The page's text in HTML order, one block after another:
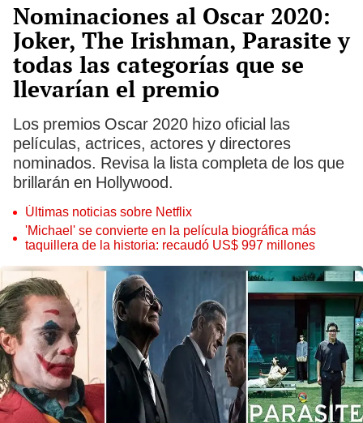
Nominaciones al Oscar 2020:
Joker, The Irishman, Parasite y
todas las categorías que se
llevarían el premio
Los premios Oscar 2020 hizo oficial las
películas, actrices, actores y directores
nominados. Revisa la lista completa de los que
brillarán en Hollywood.
Últimas noticias sobre Netflix
'Michael' se convierte en la película biográfica más
taquillera de la historia: recaudó US$ 997 millones